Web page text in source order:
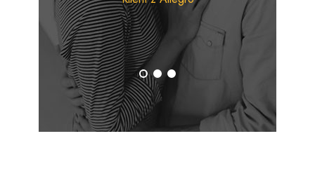
pomagają utrzymać skórę w dobrej kondycji każdego dnia.
Innowacje i skuteczna pielęgnacja
Marka Nivea od lat inwestuje w badania i rozwój, tworząc
nowoczesne formuły dostosowane do różnych typów skóry
i indywidualnych potrzeb użytkowników. Produkty pomagają
nawilżać, odżywiać i chronić skórę, zapewniając jej komfort
oraz zdrowy wygląd.